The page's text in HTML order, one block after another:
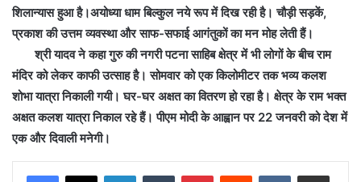
शिलान्यास हुआ है।अयोध्या धाम बिल्कुल नये रूप में दिख रही है। चौड़ी सड़कें,
प्रकाश की उत्तम व्यवस्था और साफ-सफाई आगंतुकों का मन मोह लेती हैं।
श्री यादव ने कहा गुरु की नगरी पटना साहिब क्षेत्र में भी लोगों के बीच राम
मंदिर को लेकर काफी उत्साह है। सोमवार को एक किलोमीटर तक भव्य कलश
शोभा यात्रा निकाली गयी। घर-घर अक्षत का वितरण हो रहा है। क्षेत्र के राम भक्त
अक्षत कलश यात्रा निकाल रहे हैं। पीएम मोदी के आह्वान पर 22 जनवरी को देश में
एक और दिवाली मनेगी।
LinkedInTumblr PinterestReddit VKontakteShare via Email